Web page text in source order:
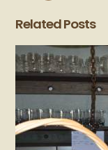
Related Posts